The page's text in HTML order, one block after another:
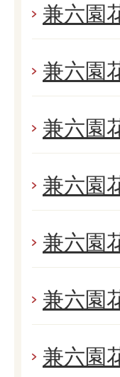
兼六園
兼六園
兼六園
兼六園
兼六園
兼六園
兼六園